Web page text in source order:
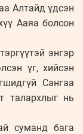
Алтайд үдсэн
Ааяа болсон
энгэр
үг, хийсэн
Сангаа
талархлыг нь
суманд бага